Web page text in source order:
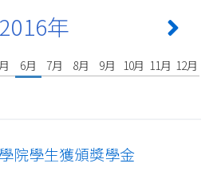
2016年
6月 7月 8月 9月 10月 11月 12月
院學生獲頒獎學金